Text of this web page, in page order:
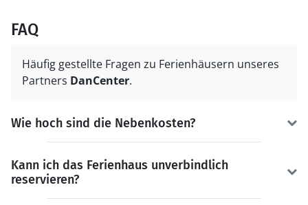
FAQ
Häufig gestellte Fragen zu Ferienhäusern unseres
Partners DanCenter.
Wie hoch sind die Nebenkosten?
Kann ich das Ferienhaus unverbindlich
reservieren?